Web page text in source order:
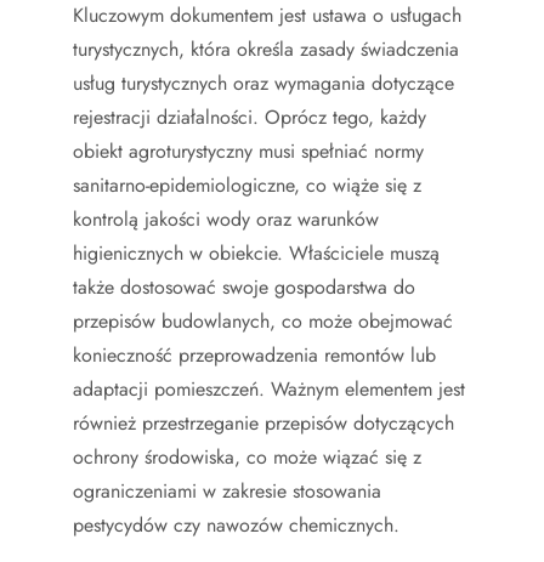
Kluczowym dokumentem jest ustawa o usługach
turystycznych, która określa zasady świadczenia
usług turystycznych oraz wymagania dotyczące
rejestracji działalności. Oprócz tego, każdy
obiekt agroturystyczny musi spełniać normy
sanitarno-epidemiologiczne, co wiąże się z
kontrolą jakości wody oraz warunków
higienicznych w obiekcie. Właściciele muszą
także dostosować swoje gospodarstwa do
przepisów budowlanych, co może obejmować
konieczność przeprowadzenia remontów lub
adaptacji pomieszczeń. Ważnym elementem jest
również przestrzeganie przepisów dotyczących
ochrony środowiska, co może wiązać się z
ograniczeniami w zakresie stosowania
pestycydów czy nawozów chemicznych.